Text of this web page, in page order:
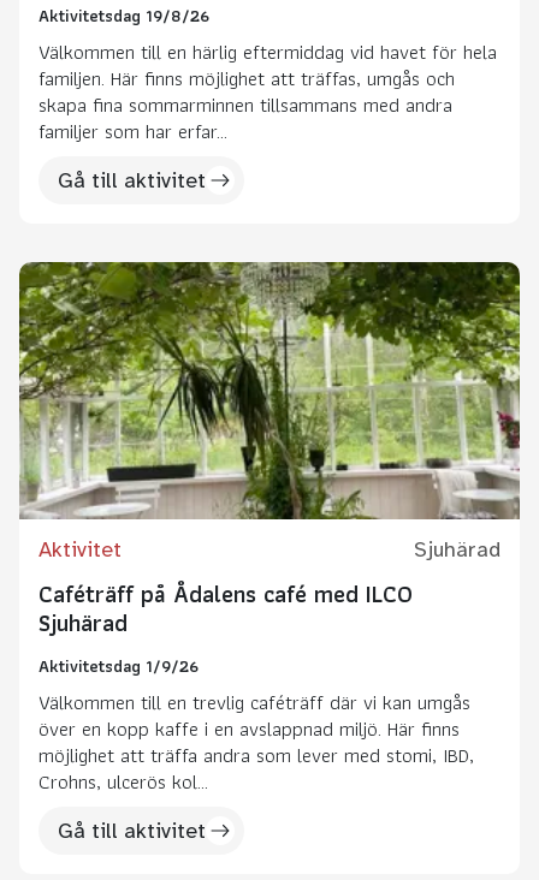
Aktivitetsdag 19/8/26
Välkommen till en härlig eftermiddag vid havet för hela
familjen. Här finns möjlighet att träffas, umgås och
skapa fina sommarminnen tillsammans med andra
familjer som har erfar...
Gå till aktivitet
Aktivitet Sjuhärad
Caféträff på Ådalens café med ILCO
Sjuhärad
Aktivitetsdag 1/9/26
Välkommen till en trevlig caféträff där vi kan umgås
över en kopp kaffe i en avslappnad miljö. Här finns
möjlighet att träffa andra som lever med stomi, IBD,
Crohns, ulcerös kol...
Gå till aktivitet